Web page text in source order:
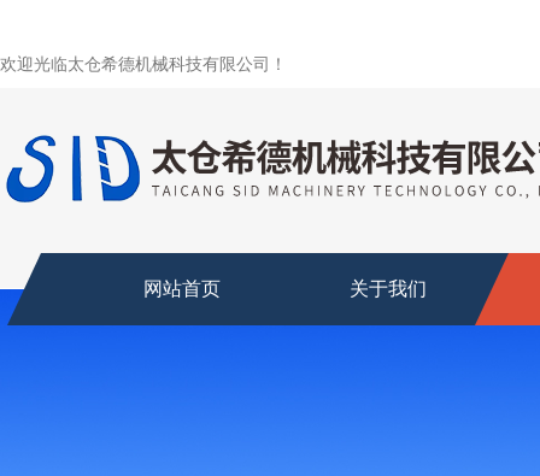
欢迎光临太仓希德机械科技有限公司！
网站首页 关于我们